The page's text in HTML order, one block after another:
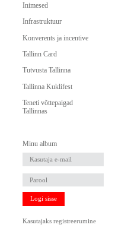
Inimesed
Infrastruktuur
Konverents ja incentive
Tallinn Card
Tutvusta Tallinna
Tallinna Kuklifest
Teneti võttepaigad
Tallinnas
Minu album
Logi sisse
Kasutajaks registreerumine